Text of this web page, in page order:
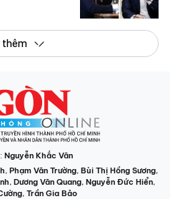
thêm
Nguyễn Khắc Văn
, Phạm Văn Trường, Bùi Thị Hồng Sương,
, Dương Văn Quang, Nguyễn Đức Hiển,
, Trần Gia Bảo